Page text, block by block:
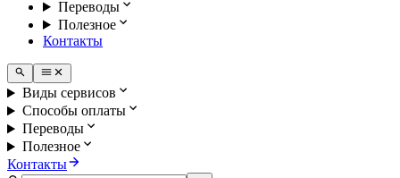
Переводы
Полезное
Контакты
Виды сервисов
Способы оплаты
Переводы
Полезное
Контакты